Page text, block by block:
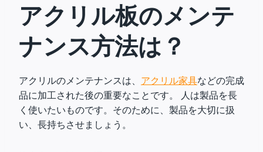
アクリル板のメンテ
ナンス方法は？
アクリルのメンテナンスは、 アクリル家具などの完成
品に加工された後の重要なことです。 人は製品を長
く使いたいものです。そのために、製品を大切に扱
い、長持ちさせましょう。